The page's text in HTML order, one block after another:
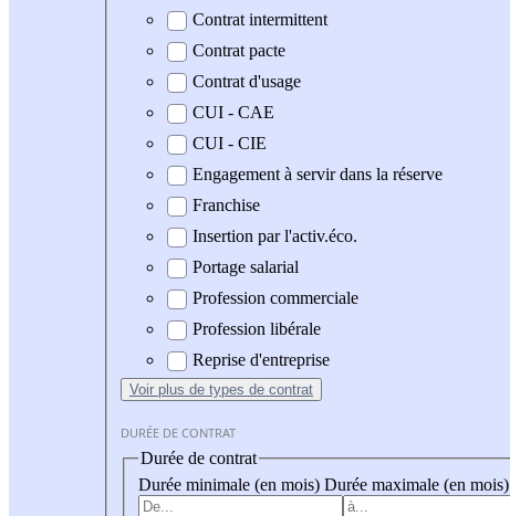
Contrat intermittent
Contrat pacte
Contrat d'usage
CUI - CAE
CUI - CIE
Engagement à servir dans la réserve
Franchise
Insertion par l'activ.éco.
Portage salarial
Profession commerciale
Profession libérale
Reprise d'entreprise
Voir plus de types de contrat
DURÉE DE CONTRAT
Durée de contrat
Durée minimale (en mois) Durée maximale (en mois)